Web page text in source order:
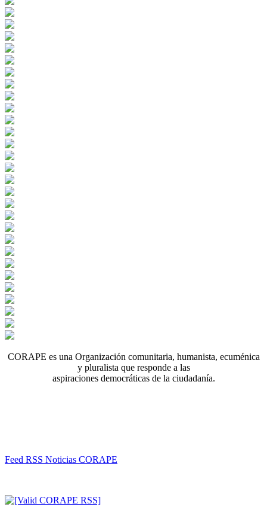
CORAPE es una Organización comunitaria, humanista, ecuménica
y pluralista que responde a las
aspiraciones democráticas de la ciudadanía.
Feed RSS Noticias CORAPE